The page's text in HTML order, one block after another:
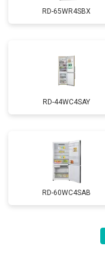
RD-65WR4SBX
RD-44WC4SAY
RD-60WC4SAB